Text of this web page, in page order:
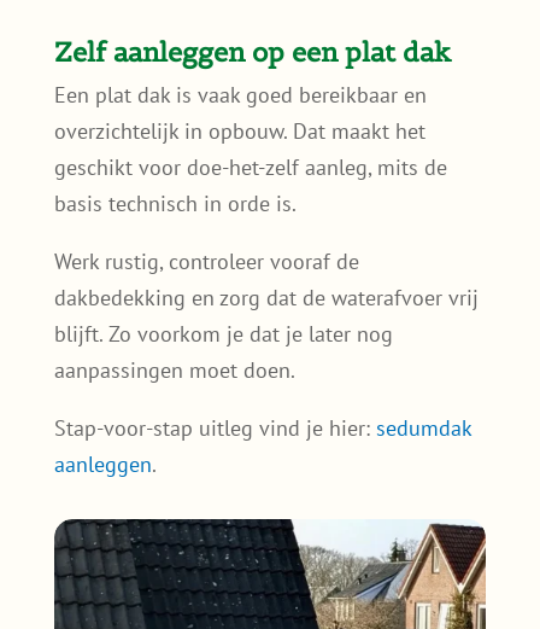
Zelf aanleggen op een plat dak
Een plat dak is vaak goed bereikbaar en
overzichtelijk in opbouw. Dat maakt het
geschikt voor doe-het-zelf aanleg, mits de
basis technisch in orde is.
Werk rustig, controleer vooraf de
dakbedekking en zorg dat de waterafvoer vrij
blijft. Zo voorkom je dat je later nog
aanpassingen moet doen.
Stap-voor-stap uitleg vind je hier: sedumdak
aanleggen.